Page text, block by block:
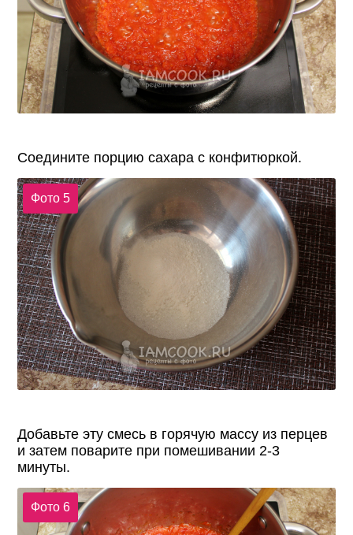
Соедините порцию сахара с конфитюркой.
Фото 5
Добавьте эту смесь в горячую массу из перцев
и затем поварите при помешивании 2-3
минуты.
Фото 6